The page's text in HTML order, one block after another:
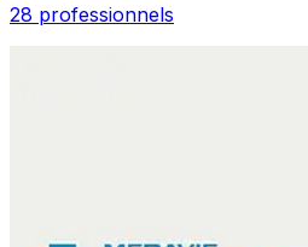
28 professionnels